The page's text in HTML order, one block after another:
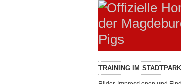
TRAINING IM